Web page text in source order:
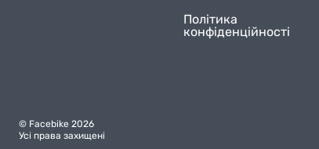
Політика
конфіденційності
© Facebike 2026
Усі права захищені